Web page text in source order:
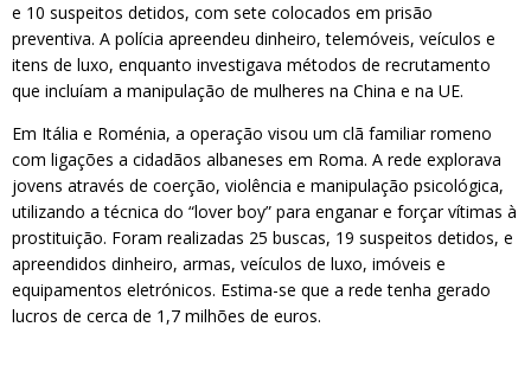
e 10 suspeitos detidos, com sete colocados em prisão
preventiva. A polícia apreendeu dinheiro, telemóveis, veículos e
itens de luxo, enquanto investigava métodos de recrutamento
que incluíam a manipulação de mulheres na China e na UE.
Em Itália e Roménia, a operação visou um clã familiar romeno
com ligações a cidadãos albaneses em Roma. A rede explorava
jovens através de coerção, violência e manipulação psicológica,
utilizando a técnica do “lover boy” para enganar e forçar vítimas à
prostituição. Foram realizadas 25 buscas, 19 suspeitos detidos, e
apreendidos dinheiro, armas, veículos de luxo, imóveis e
equipamentos eletrónicos. Estima-se que a rede tenha gerado
lucros de cerca de 1,7 milhões de euros.